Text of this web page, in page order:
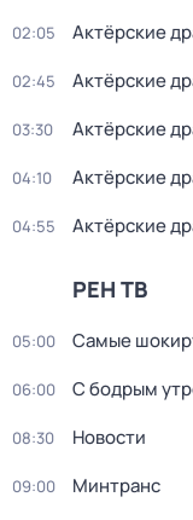
02:05 Актёрские
02:45 Актёрские
03:30 Актёрские
04:10 Актёрские
04:55 Актёрские
РЕН ТВ
05:00 Самые
06:00 С бодрым
08:30 Новости
09:00 Минтранс